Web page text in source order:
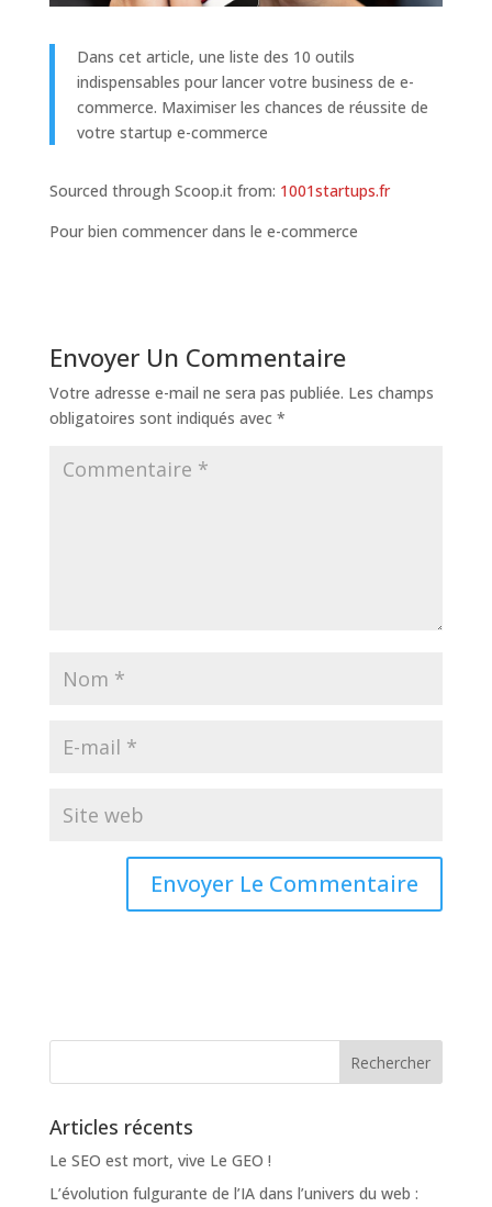
Dans cet article, une liste des 10 outils
indispensables pour lancer votre business de e-
commerce. Maximiser les chances de réussite de
votre startup e-commerce
Sourced through Scoop.it from: 1001startups.fr
Pour bien commencer dans le e-commerce
Envoyer Un Commentaire
Votre adresse e-mail ne sera pas publiée. Les champs
obligatoires sont indiqués avec *
Articles récents
Le SEO est mort, vive Le GEO !
L’évolution fulgurante de l’IA dans l’univers du web :